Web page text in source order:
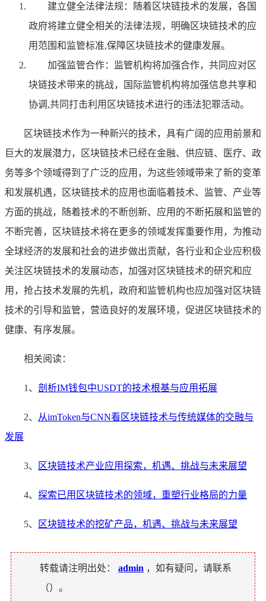
建立健全法律法规：随着区块链技术的发展，各国
政府将建立健全相关的法律法规，明确区块链技术的应
用范围和监管标准,保障区块链技术的健康发展。
加强监管合作：监管机构将加强合作，共同应对区
块链技术带来的挑战，国际监管机构将加强信息共享和
协调,共同打击利用区块链技术进行的违法犯罪活动。
区块链技术作为一种新兴的技术，具有广阔的应用前景和
巨大的发展潜力，区块链技术已经在金融、供应链、医疗、政
务等多个领域得到了广泛的应用，为这些领域带来了新的变革
和发展机遇，区块链技术的应用也面临着技术、监管、产业等
方面的挑战，随着技术的不断创新、应用的不断拓展和监管的
不断完善，区块链技术将在更多的领域发挥重要作用，为推动
全球经济的发展和社会的进步做出贡献，各行业和企业应积极
关注区块链技术的发展动态，加强对区块链技术的研究和应
用，抢占技术发展的先机，政府和监管机构也应加强对区块链
技术的引导和监管，营造良好的发展环境，促进区块链技术的
健康、有序发展。
相关阅读：
1、 剖析IM钱包中USDT的技术根基与应用拓展
2、
从imToken与CNN看区块链技术与传统媒体的交融与
发展
3、 区块链技术产业应用探索，机遇、挑战与未来展望
4、 探索已用区块链技术的领域，重塑行业格局的力量
5、 区块链技术的挖矿产品，机遇、挑战与未来展望
转载请注明出处： admin ，如有疑问，请联系
（）。